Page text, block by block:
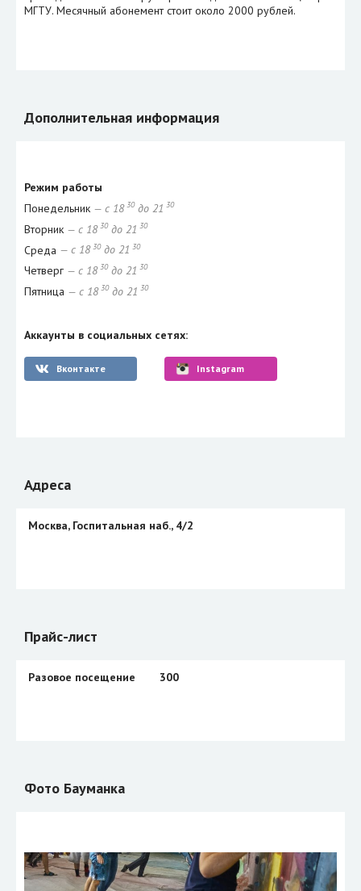
МГТУ. Месячный абонемент стоит около 2000 рублей.
Дополнительная информация
Режим работы
Понедельник — с 18 30до 21 30
Вторник — с 18 30до 21 30
Среда — с 18 30до 21 30
Четверг — с 18 30до 21 30
Пятница — с 18 30до 21 30
Аккаунты в социальных сетях:
Вконтакте Instagram
Адреса
Москва, Госпитальная наб., 4/2
Прайс-лист
Разовое посещение 300
Фото Бауманка